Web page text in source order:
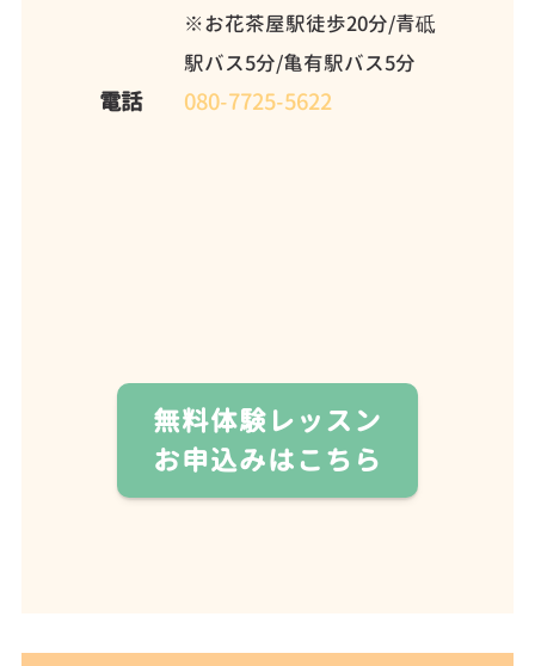
※お花茶屋駅徒歩20分/青砥
駅バス5分/亀有駅バス5分
電話 080-7725-5622
無料体験レッスン
お申込みはこちら